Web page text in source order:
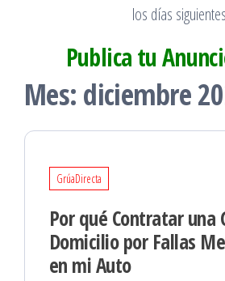
los días
Publica tu
Mes: diciembre
GrúaDirecta
Por qué Contratar una
Domicilio por Fallas
en mi Auto